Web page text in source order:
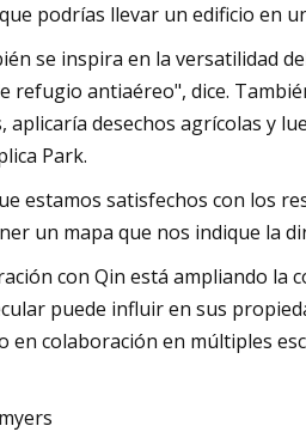
podrías llevar un edificio en
se inspira en la versatilidad
refugio antiaéreo", dice.
aplicaría desechos agrícolas y
Park.
estamos satisfechos con los
un mapa que nos indique la
con Qin está ampliando la
puede influir en sus
en colaboración en múltiples